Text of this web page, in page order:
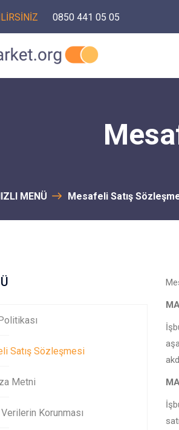
0850 441 05 05
MENÜ Mesafeli Satış
Satış Sözleşmesi
Metni
Korunması